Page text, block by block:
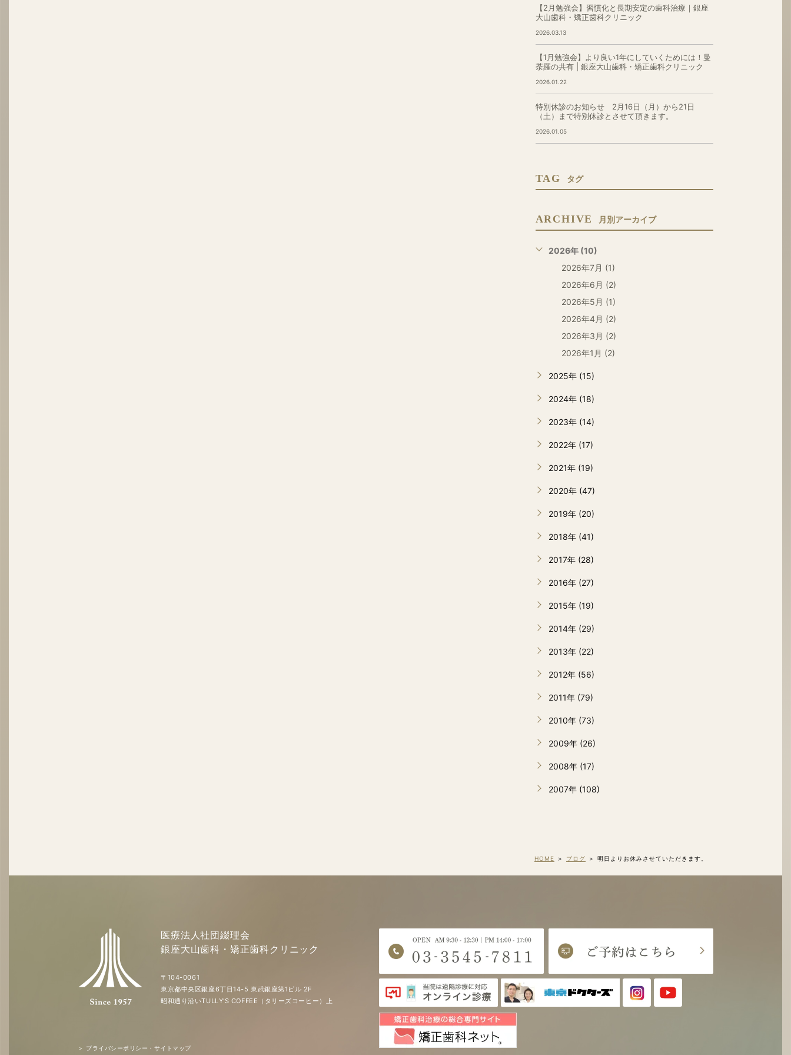
【2月勉強会】習慣化と長期安定の歯科治療｜銀座
大山歯科・矯正歯科クリニック
2026.03.13
【1月勉強会】より良い1年にしていくためには！曼
荼羅の共有 | 銀座大山歯科・矯正歯科クリニック
2026.01.22
特別休診のお知らせ 2月16日（月）から21日
（土）まで特別休診とさせて頂きます。
2026.01.05
TAG タグ
ARCHIVE 月別アーカイブ
2026年 (10)
2026年7月 (1)
2026年6月 (2)
2026年5月 (1)
2026年4月 (2)
2026年3月 (2)
2026年1月 (2)
2025年 (15)
2024年 (18)
2023年 (14)
2022年 (17)
2021年 (19)
2020年 (47)
2019年 (20)
2018年 (41)
2017年 (28)
2016年 (27)
2015年 (19)
2014年 (29)
2013年 (22)
2012年 (56)
2011年 (79)
2010年 (73)
2009年 (26)
2008年 (17)
2007年 (108)
HOME ブログ 明日よりお休みさせていただきます。
医療法人社団綴理会
銀座大山歯科・矯正歯科クリニック
〒104-0061
東京都中央区銀座6丁目14-5 東武銀座第1ビル 2F
昭和通り沿いTULLY'S COFFEE（タリーズコーヒー）上
＞ プライバシーポリシー・サイトマップ